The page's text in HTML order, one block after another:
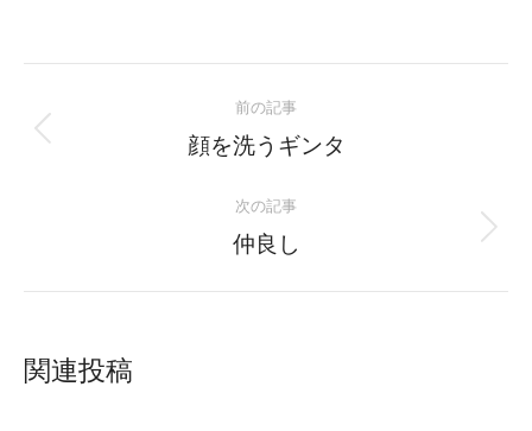
navigation
前の記事
Previous
顔を洗うギンタ
次の記事
Next
仲良し
関連投稿